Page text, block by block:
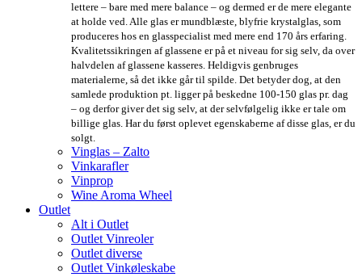
lettere – bare med mere balance – og dermed er de mere elegante
at holde ved. Alle glas er mundblæste, blyfrie krystalglas, som
produceres hos en glasspecialist med mere end 170 års erfaring.
Kvalitetssikringen af glassene er på et niveau for sig selv, da over
halvdelen af glassene kasseres. Heldigvis genbruges
materialerne, så det ikke går til spilde. Det betyder dog, at den
samlede produktion pt. ligger på beskedne 100-150 glas pr. dag
– og derfor giver det sig selv, at der selvfølgelig ikke er tale om
billige glas. Har du først oplevet egenskaberne af disse glas, er du
solgt.
Vinglas – Zalto
Vinkarafler
Vinprop
Wine Aroma Wheel
Outlet
Alt i Outlet
Outlet Vinreoler
Outlet diverse
Outlet Vinkøleskabe